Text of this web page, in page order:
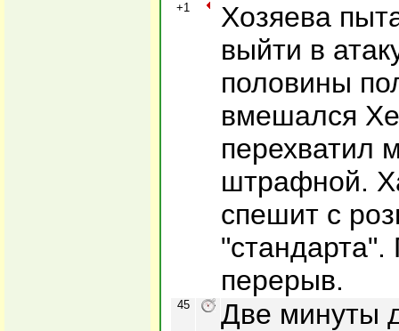
+1
Хозяева
выйти в
половины
вмешался
перехватил
штрафной.
спешит с
"стандарта".
перерыв.
45 Две минуты